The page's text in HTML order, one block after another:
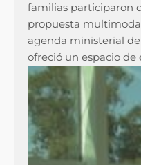
familias participaron
propuesta
agenda ministerial
ofreció un espacio